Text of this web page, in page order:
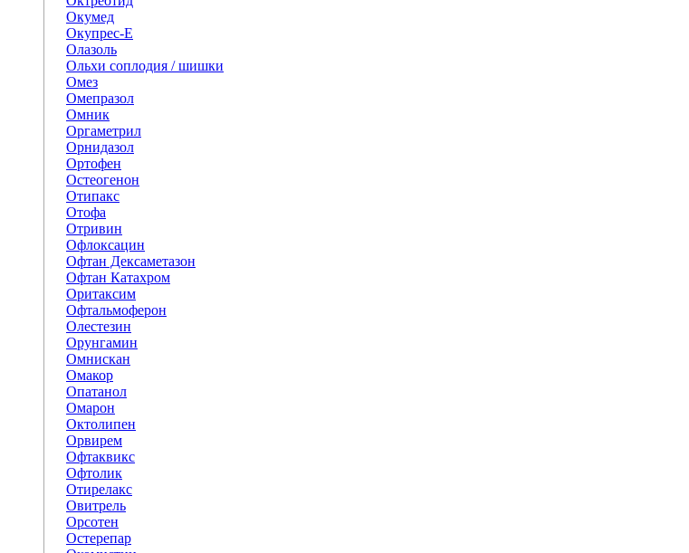
Окумед
Окупрес-Е
Олазоль
Ольхи соплодия / шишки
Омез
Омепразол
Омник
Оргаметрил
Орнидазол
Ортофен
Остеогенон
Отипакс
Отофа
Отривин
Офлоксацин
Офтан Дексаметазон
Офтан Катахром
Оритаксим
Офтальмоферон
Олестезин
Орунгамин
Омнискан
Омакор
Опатанол
Омарон
Октолипен
Орвирем
Офтаквикс
Офтолик
Отирелакс
Овитрель
Орсотен
Остерепар